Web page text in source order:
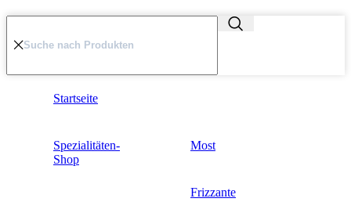
Startseite
Spezialitäten-
Shop
Most
Frizzante